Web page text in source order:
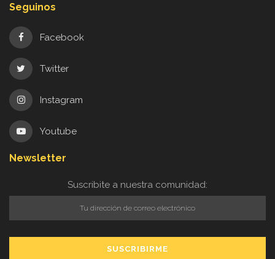
Seguinos
Facebook
Twitter
Instagram
Youtube
Newsletter
Suscribite a nuestra comunidad: